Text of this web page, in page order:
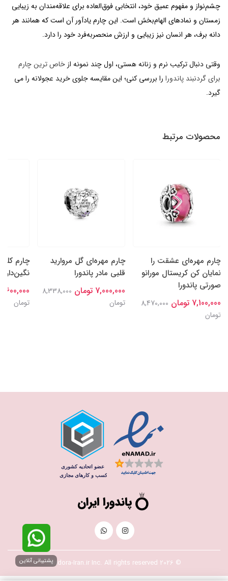
چشم‌نواز و مفهوم عمیق خود، انتخابی فوق‌العاده برای علاقه‌مندان به زیبایی
زمستان و نمادهای الهام‌بخش است. این چارم یادآور آن است که همانند هر
دانه برف، هر انسان نیز زیبایی و ارزش منحصربه‌فرد خود را دارد.
وقتی دنبال ترکیب نرم و زنانه هستی، اول چند نمونه از خاص ترین چارم
برای گردنبند پاندورا را بررسی کنی؛ این مقایسه جلوی خرید عجولانه را می
گیرد.
محصولات مرتبط
چارم مهره‌ای عشقت را
نمایان کن کریستال مورانو
صورتی پاندورا
7,100,000 تومان
8,470,000
تومان
چارم مهره‌ای گل‌ مروارید
قلبی مادر پاندورا
7,000,000 تومان
8,338,000
تومان
چارم
نگین‌دار
7,600,000
تومان
© 2026 Pandora-Iran.ir Inc. All rights reserved پشتیبانی آنلاین